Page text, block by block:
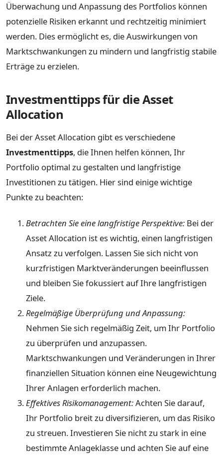
Überwachung und Anpassung des Portfolios können
potenzielle Risiken erkannt und rechtzeitig minimiert
werden. Dies ermöglicht es, die Auswirkungen von
Marktschwankungen zu mindern und langfristig stabile
Erträge zu erzielen.
Investmenttipps für die Asset
Allocation
Bei der Asset Allocation gibt es verschiedene
Investmenttipps, die Ihnen helfen können, Ihr
Portfolio optimal zu gestalten und langfristige
Investitionen zu tätigen. Hier sind einige wichtige
Punkte zu beachten:
Betrachten Sie eine langfristige Perspektive: Bei der
Asset Allocation ist es wichtig, einen langfristigen
Ansatz zu verfolgen. Lassen Sie sich nicht von
kurzfristigen Marktveränderungen beeinflussen
und bleiben Sie fokussiert auf Ihre langfristigen
Ziele.
Regelmäßige Überprüfung und Anpassung:
Nehmen Sie sich regelmäßig Zeit, um Ihr Portfolio
zu überprüfen und anzupassen.
Marktschwankungen und Veränderungen in Ihrer
finanziellen Situation können eine Neugewichtung
Ihrer Anlagen erforderlich machen.
Effektives Risikomanagement:Achten Sie darauf,
Ihr Portfolio breit zu diversifizieren, um das Risiko
zu streuen. Investieren Sie nicht zu stark in eine
bestimmte Anlageklasse und achten Sie auf eine